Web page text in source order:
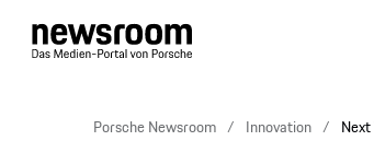
Porsche Newsroom Innovation